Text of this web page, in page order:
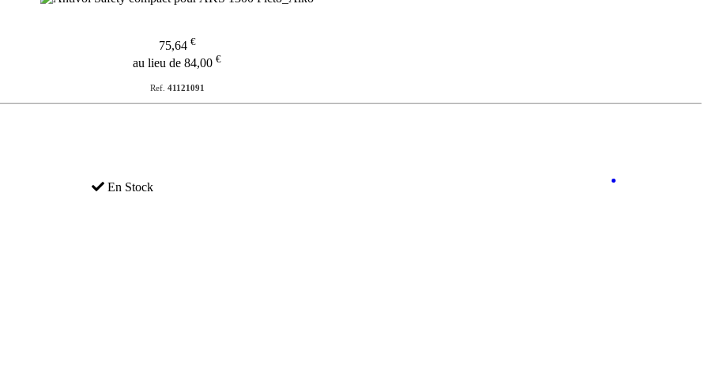
75,64 €
au lieu de 84,00 €
Ref. 41121091
En Stock